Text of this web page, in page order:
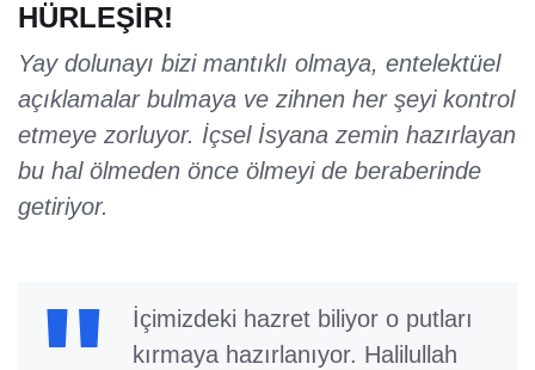
HÜRLEŞİR!
Yay dolunayı bizi mantıklı olmaya, entelektüel
açıklamalar bulmaya ve zihnen her şeyi kontrol
etmeye zorluyor. İçsel İsyana zemin hazırlayan
bu hal ölmeden önce ölmeyi de beraberinde
getiriyor.
İçimizdeki hazret biliyor o putları
kırmaya hazırlanıyor. Halilullah